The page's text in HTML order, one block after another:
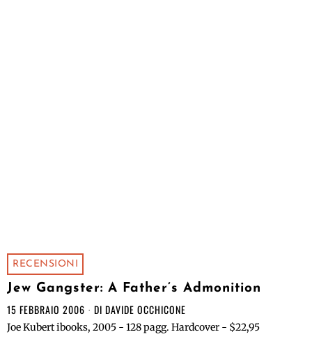
RECENSIONI
Jew Gangster: A Father’s Admonition
15 FEBBRAIO 2006 DI DAVIDE OCCHICONE
Joe Kubert ibooks, 2005 - 128 pagg. Hardcover - $22,95